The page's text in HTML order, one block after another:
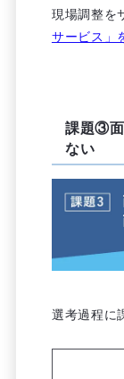
現場調整を
サービス」
課題③面
ない
選考過程に